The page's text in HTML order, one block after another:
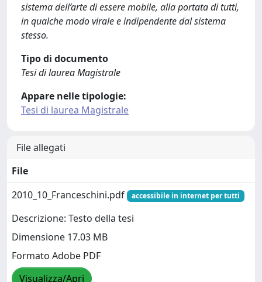
sistema dell’arte di essere mobile, alla portata di tutti,
in qualche modo virale e indipendente dal sistema
stesso.
Tipo di documento
Tesi di laurea Magistrale
Appare nelle tipologie:
Tesi di laurea Magistrale
File allegati
File
2010_10_Franceschini.pdf
accessibile in internet per tutti
Descrizione: Testo della tesi
Dimensione 17.03 MB
Formato Adobe PDF
Visualizza/Apri